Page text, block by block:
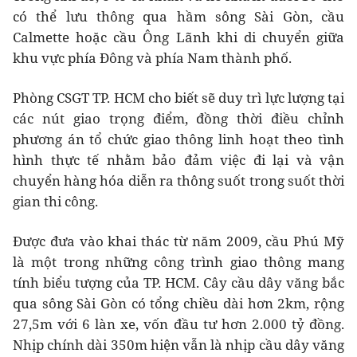
có thể lưu thông qua hầm sông Sài Gòn, cầu
Calmette hoặc cầu Ông Lãnh khi di chuyển giữa
khu vực phía Đông và phía Nam thành phố.
Phòng CSGT TP. HCM cho biết sẽ duy trì lực lượng tại
các nút giao trọng điểm, đồng thời điều chỉnh
phương án tổ chức giao thông linh hoạt theo tình
hình thực tế nhằm bảo đảm việc đi lại và vận
chuyển hàng hóa diễn ra thông suốt trong suốt thời
gian thi công.
Được đưa vào khai thác từ năm 2009, cầu Phú Mỹ
là một trong những công trình giao thông mang
tính biểu tượng của TP. HCM. Cây cầu dây văng bắc
qua sông Sài Gòn có tổng chiều dài hơn 2km, rộng
27,5m với 6 làn xe, vốn đầu tư hơn 2.000 tỷ đồng.
Nhịp chính dài 350m hiện vẫn là nhịp cầu dây văng